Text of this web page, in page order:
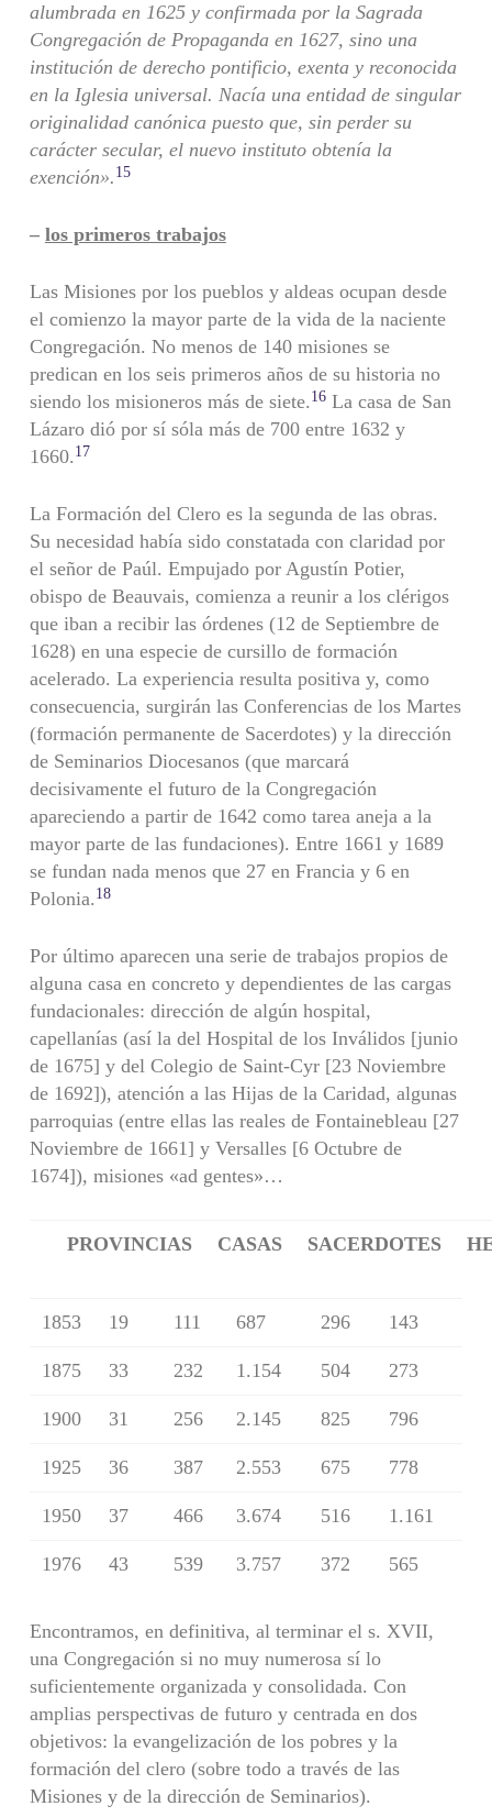
alumbrada en 1625 y confirmada por la Sagrada
Congregación de Propaganda en 1627, sino una
institución de derecho pontificio, exenta y reconocida
en la Iglesia universal. Nacía una entidad de singular
originalidad canónica puesto que, sin perder su
carácter secular, el nuevo instituto obtenía la
exención». 15
– los primeros trabajos
Las Misiones por los pueblos y aldeas ocupan desde
el comienzo la mayor parte de la vida de la naciente
Congregación. No menos de 140 misiones se
predican en los seis primeros años de su historia no
siendo los misioneros más de siete. 16La casa de San
Lázaro dió por sí sóla más de 700 entre 1632 y
1660. 17
La Formación del Clero es la segunda de las obras.
Su necesidad había sido constatada con claridad por
el señor de Paúl. Empujado por Agustín Potier,
obispo de Beauvais, comienza a reunir a los clérigos
que iban a recibir las órdenes (12 de Septiembre de
1628) en una especie de cursillo de formación
acelerado. La experiencia resulta positiva y, como
consecuencia, surgirán las Conferencias de los Martes
(formación permanente de Sacerdotes) y la dirección
de Seminarios Diocesanos (que marcará
decisivamente el futuro de la Congregación
apareciendo a partir de 1642 como tarea aneja a la
mayor parte de las fundaciones). Entre 1661 y 1689
se fundan nada menos que 27 en Francia y 6 en
Polonia. 18
Por último aparecen una serie de trabajos propios de
alguna casa en concreto y dependientes de las cargas
fundacionales: dirección de algún hospital,
capellanías (así la del Hospital de los Inválidos [junio
de 1675] y del Colegio de Saint-Cyr [23 Noviembre
de 1692]), atención a las Hijas de la Caridad, algunas
parroquias (entre ellas las reales de Fontainebleau [27
Noviembre de 1661] y Versalles [6 Octubre de
1674]), misiones «ad gentes»…
PROVINCIAS CASAS SACERDOTES
1853 19 111 687 296 143
1875 33 232 1.154 504 273
1900 31 256 2.145 825 796
1925 36 387 2.553 675 778
1950 37 466 3.674 516 1.161
1976 43 539 3.757 372 565
Encontramos, en definitiva, al terminar el s. XVII,
una Congregación si no muy numerosa sí lo
suficientemente organizada y consolidada. Con
amplias perspectivas de futuro y centrada en dos
objetivos: la evangelización de los pobres y la
formación del clero (sobre todo a través de las
Misiones y de la dirección de Seminarios).